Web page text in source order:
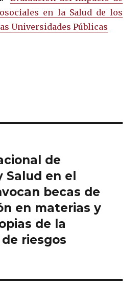
en la Salud de los
Universidades Públicas
de
Salud en el
becas de
en materias y
de la
riesgos